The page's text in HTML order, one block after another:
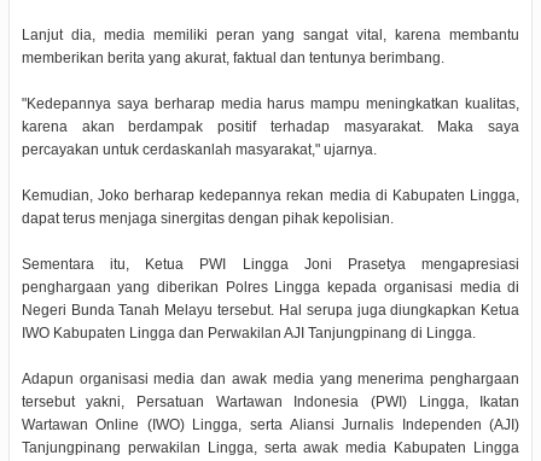
Lanjut dia, media memiliki peran yang sangat vital, karena membantu
memberikan berita yang akurat, faktual dan tentunya berimbang.
"Kedepannya saya berharap media harus mampu meningkatkan kualitas,
karena akan berdampak positif terhadap masyarakat. Maka saya
percayakan untuk cerdaskanlah masyarakat," ujarnya.
Kemudian, Joko berharap kedepannya rekan media di Kabupaten Lingga,
dapat terus menjaga sinergitas dengan pihak kepolisian.
Sementara itu, Ketua PWI Lingga Joni Prasetya mengapresiasi
penghargaan yang diberikan Polres Lingga kepada organisasi media di
Negeri Bunda Tanah Melayu tersebut. Hal serupa juga diungkapkan Ketua
IWO Kabupaten Lingga dan Perwakilan AJI Tanjungpinang di Lingga.
Adapun organisasi media dan awak media yang menerima penghargaan
tersebut yakni, Persatuan Wartawan Indonesia (PWI) Lingga, Ikatan
Wartawan Online (IWO) Lingga, serta Aliansi Jurnalis Independen (AJI)
Tanjungpinang perwakilan Lingga, serta awak media Kabupaten Lingga